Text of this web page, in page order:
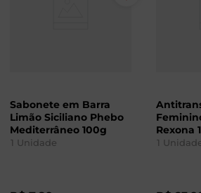
Sabonete em Barra
Limão Siciliano Phebo
Mediterrâneo 100g
1 Unidade
Rexona
1